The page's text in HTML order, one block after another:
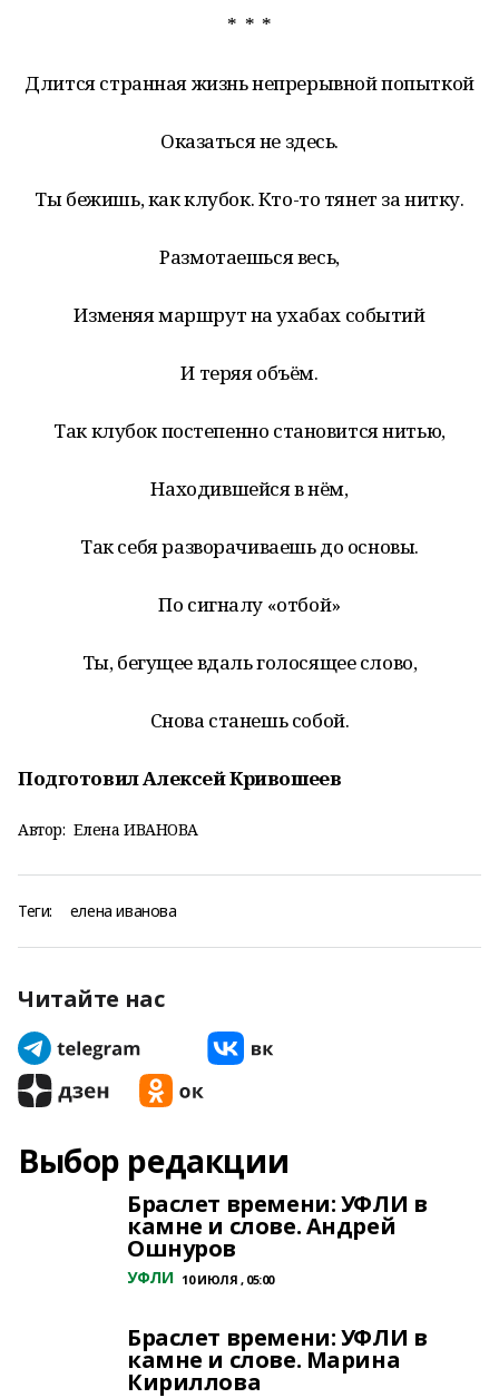
* * *
Длится странная жизнь непрерывной попыткой
Оказаться не здесь.
Ты бежишь, как клубок. Кто-то тянет за нитку.
Размотаешься весь,
Изменяя маршрут на ухабах событий
И теряя объём.
Так клубок постепенно становится нитью,
Находившейся в нём,
Так себя разворачиваешь до основы.
По сигналу «отбой»
Ты, бегущее вдаль голосящее слово,
Снова станешь собой.
Подготовил Алексей Кривошеев
Автор: Елена ИВАНОВА
Теги: елена иванова
Читайте нас
Выбор редакции
Браслет времени: УФЛИ в
камне и слове. Андрей
Ошнуров
УФЛИ 10 ИЮЛЯ , 05:00
Браслет времени: УФЛИ в
камне и слове. Марина
Кириллова